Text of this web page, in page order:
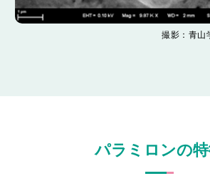
撮影：青
パラミロンの